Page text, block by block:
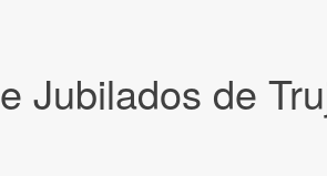
Jubilados de